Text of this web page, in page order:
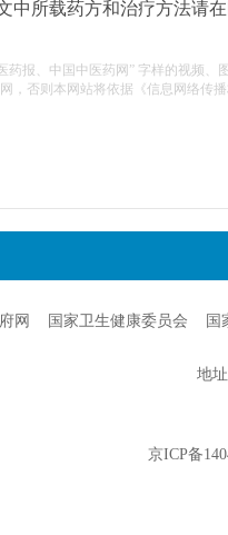
中所载药方和治疗方法请
药报、中国中医药网” 字样的视频
，否则本网站将依据《信息网络传
网 国家卫生健康委员会 国
地
京ICP备